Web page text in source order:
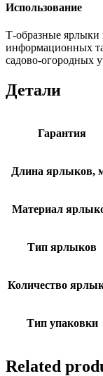
Использование
Т-образные ярлыки
информационных
садово-огородных
Детали
Гарантия
Длина ярлыков,
Материал
Тип ярлыков
Количество
Тип упаковки
Related